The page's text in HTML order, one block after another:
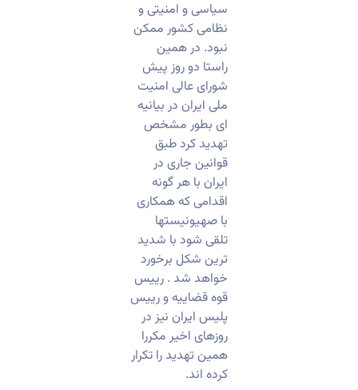
سیاسی و امنیتی و
نظامی کشور ممکن
نبود. در همین
راستا دو روز پیش
شورای عالی امنیت
ملی ایران در بیانیه
ای بطور مشخص
تهدید کرد طبق
قوانین جاری در
ایران با هر گونه
اقدامی که همکاری
با صهیونیستها
تلقی شود با شدید
ترین شکل برخورد
خواهد شد . رییس
قوه قضاییه و رییس
پلیس ایران نیز در
روزهای اخیر مکررا
همین تهدید را تکرار
کرده اند.